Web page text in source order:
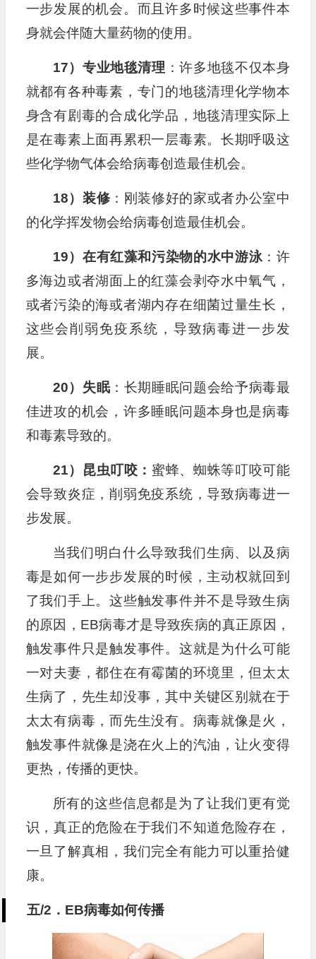
一步发展的机会。而且许多时候这些事件本
身就会伴随大量药物的使用。
17）专业地毯清理 ：许多地毯不仅本身
就都有各种毒素，专门的地毯清理化学物本
身含有剧毒的合成化学品，地毯清理实际上
是在毒素上面再累积一层毒素。长期呼吸这
些化学物气体会给病毒创造最佳机会。
18）装修 ：刚装修好的家或者办公室中
的化学挥发物会给病毒创造最佳机会。
19）在有红藻和污染物的水中游泳 ：许
多海边或者湖面上的红藻会剥夺水中氧气，
或者污染的海或者湖内存在细菌过量生长，
这些会削弱免疫系统，导致病毒进一步发
展。
20）失眠：长期睡眠问题会给予病毒最
佳进攻的机会，许多睡眠问题本身也是病毒
和毒素导致的。
21）昆虫叮咬：蜜蜂、蜘蛛等叮咬可能
会导致炎症，削弱免疫系统，导致病毒进一
步发展。
当我们明白什么导致我们生病、以及病
毒是如何一步步发展的时候，主动权就回到
了我们手上。这些触发事件并不是导致生病
的原因，EB病毒才是导致疾病的真正原因，
触发事件只是触发事件。这就是为什么可能
一对夫妻，都住在有霉菌的环境里，但太太
生病了，先生却没事，其中关键区别就在于
太太有病毒，而先生没有。病毒就像是火，
触发事件就像是浇在火上的汽油，让火变得
更热，传播的更快。
所有的这些信息都是为了让我们更有觉
识，真正的危险在于我们不知道危险存在，
一旦了解真相，我们完全有能力可以重拾健
康。
五/2．EB病毒如何传播